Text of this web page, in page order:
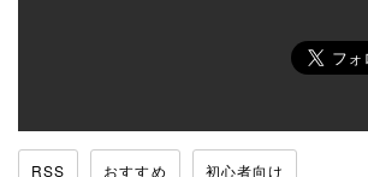
RSS おすすめ 初心者向け